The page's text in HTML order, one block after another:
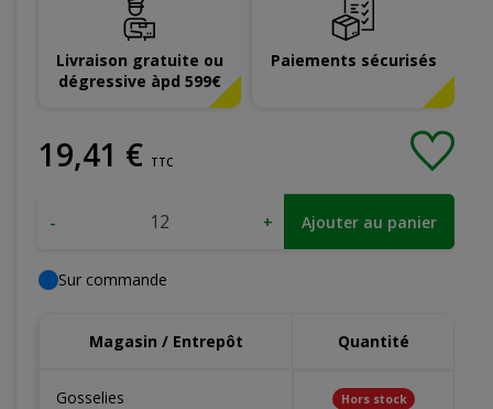
Livraison gratuite ou
dégressive àpd 599€
Paiements sécurisés
19,41 € TTC
- + Ajouter au panier
Sur commande
Magasin / Entrepôt Quantité
Gosselies Hors stock